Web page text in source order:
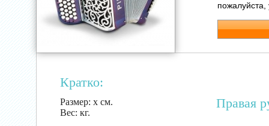
пожалуйста,
Кратко:
Размер: х см.
Вес: кг.
Правая